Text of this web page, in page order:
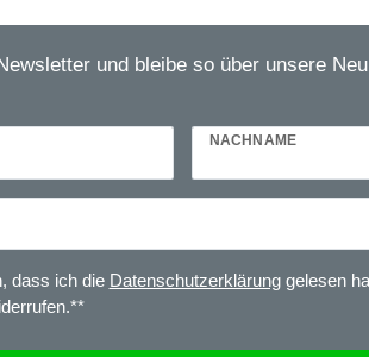
und bleibe so über unsere
NACHNAME
dass ich die Daten­schutz­erklärunggelesen